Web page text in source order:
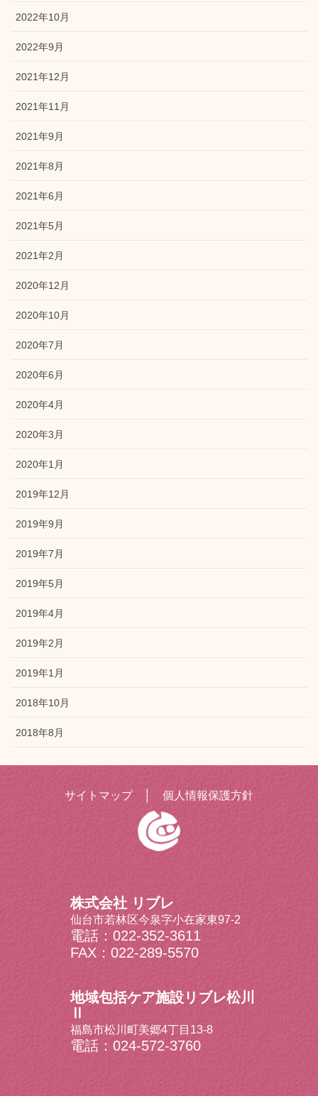
2022年10月
2022年9月
2021年12月
2021年11月
2021年9月
2021年8月
2021年6月
2021年5月
2021年2月
2020年12月
2020年10月
2020年7月
2020年6月
2020年4月
2020年3月
2020年1月
2019年12月
2019年9月
2019年7月
2019年5月
2019年4月
2019年2月
2019年1月
2018年10月
2018年8月
サイトマップ│ 個人情報保護方針
株式会社 リブレ
仙台市若林区今泉字小在家東97-2
電話：022-352-3611
FAX：022-289-5570
地域包括ケア施設リブレ松川
Ⅱ
福島市松川町美郷4丁目13-8
電話：024-572-3760